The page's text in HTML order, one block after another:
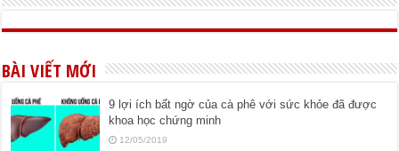
BÀI VIẾT MỚI
9 lợi ích bất ngờ của cà phê với sức khỏe đã được
khoa học chứng minh
12/05/2019